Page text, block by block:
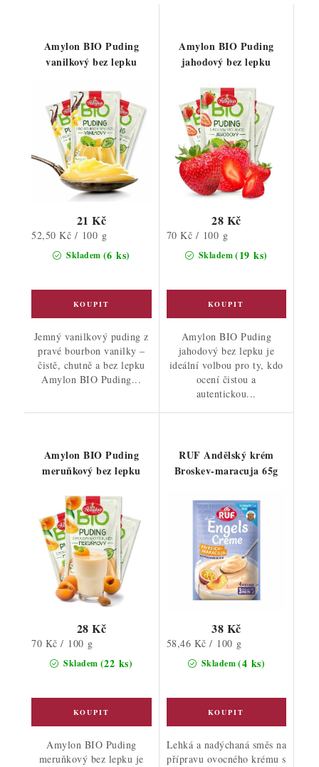
Amylon BIO Puding
vanilkový bez lepku
Skladem (6 ks)
21 Kč
Měrná
52,50 Kč / 100 g
Jemný vanilkový puding z
pravé bourbon vanilky –
čistě, chutně a bez lepku
Amylon BIO Puding...
Amylon BIO Puding
jahodový bez lepku
Skladem(19 ks)
28 Kč
Měrná
cena:
70 Kč / 100 g
Amylon BIO Puding
jahodový bez lepku je
ideální volbou pro ty, kdo
ocení čistou a
autentickou...
Amylon BIO Puding
meruňkový bez lepku
Skladem (22 ks)
28 Kč
Měrná
cena:
70 Kč / 100 g
Amylon BIO Puding
meruňkový bez lepku je
RUF Andělský krém
Broskev-maracuja 65g
Skladem(4 ks)
38 Kč
Měrná
58,46 Kč / 100 g
Lehká a nadýchaná směs na
přípravu ovocného krému s